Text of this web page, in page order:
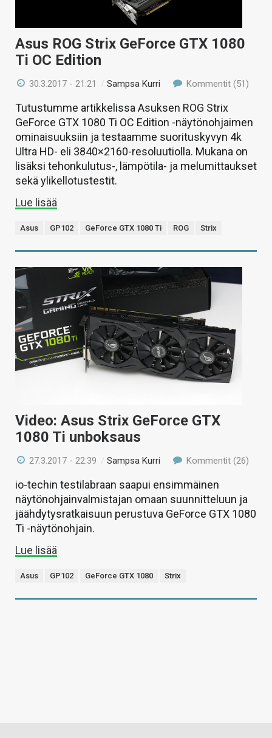
Asus ROG Strix GeForce GTX 1080
Ti OC Edition
30.3.2017 - 21:21 /Sampsa Kurri Kommentit (51)
Tutustumme artikkelissa Asuksen ROG Strix
GeForce GTX 1080 Ti OC Edition -näytönohjaimen
ominaisuuksiin ja testaamme suorituskyvyn 4k
Ultra HD- eli 3840×2160-resoluutiolla. Mukana on
lisäksi tehonkulutus-, lämpötila- ja melumittaukset
sekä ylikellotustestit.
Lue lisää
Asus GP102 GeForce GTX 1080 Ti ROG Strix
Video: Asus Strix GeForce GTX
1080 Ti unboksaus
27.3.2017 - 22:39 /Sampsa Kurri Kommentit (26)
io-techin testilabraan saapui ensimmäinen
näytönohjainvalmistajan omaan suunnitteluun ja
jäähdytysratkaisuun perustuva GeForce GTX 1080
Ti -näytönohjain.
Lue lisää
Asus GP102 GeForce GTX 1080 Strix